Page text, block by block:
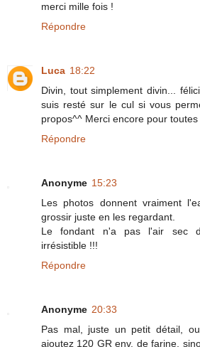
merci mille fois !
Répondre
Luca 18:22
Divin, tout simplement divin...
suis resté sur le cul si vous
propos^^ Merci encore pour
Répondre
Anonyme 15:23
Les photos donnent vraiment
grossir juste en les regardant.
Le fondant n'a pas l'air sec
irrésistible !!!
Répondre
Anonyme 20:33
Pas mal, juste un petit détail,
ajoutez 120 GR env. de farine,